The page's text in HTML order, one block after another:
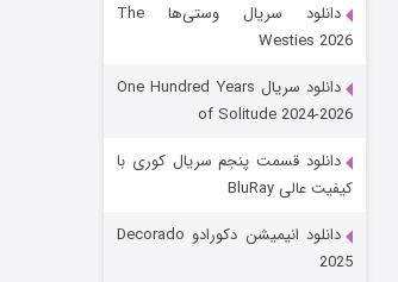
رویایی برای تو
قسمت
دانلود سریال وستی‌ها The
Westies 2026
دانلود سریال One Hundred Years
of Solitude 2024-2026
دانلود قسمت پنجم سریال کوری با
کیفیت عالی BluRay
دانلود انیمیشن دکورادو Decorado
2025